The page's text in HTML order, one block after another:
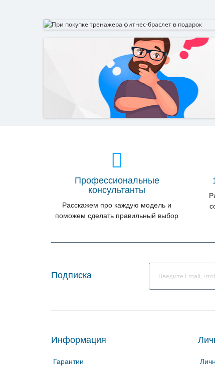
Профессиональные
консультанты
Расскажем про каждую модель и
поможем сделать правильный выбор
Подписка
Информация
Гарантии